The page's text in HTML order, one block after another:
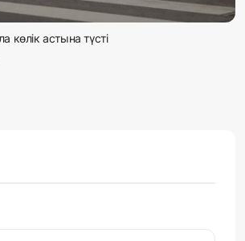
көлік астына түсті